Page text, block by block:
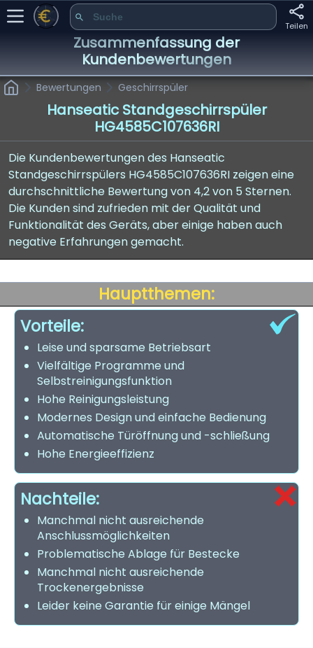
Teilen
Zusammenfassung der
Kundenbewertungen
Bewertungen Geschirrspüler
Hanseatic Standgeschirrspüler
HG4585C107636RI
Die Kundenbewertungen des Hanseatic
Standgeschirrspülers HG4585C107636RI zeigen eine
durchschnittliche Bewertung von 4,2 von 5 Sternen.
Die Kunden sind zufrieden mit der Qualität und
Funktionalität des Geräts, aber einige haben auch
negative Erfahrungen gemacht.
Hauptthemen:
Vorteile:
Leise und sparsame Betriebsart
Vielfältige Programme und
Selbstreinigungsfunktion
Hohe Reinigungsleistung
Modernes Design und einfache Bedienung
Automatische Türöffnung und -schließung
Hohe Energieeffizienz
Nachteile:
Manchmal nicht ausreichende
Anschlussmöglichkeiten
Problematische Ablage für Bestecke
Manchmal nicht ausreichende
Trockenergebnisse
Leider keine Garantie für einige Mängel